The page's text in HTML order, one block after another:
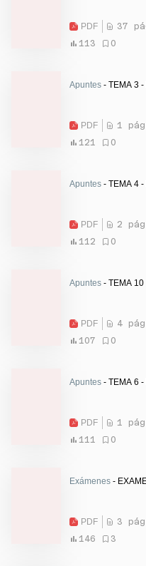
PDF
37
113
0
Apuntes - TEMA 3
PDF
1
121
0
Apuntes - TEMA 4
PDF
2
112
0
Apuntes - TEMA 10
PDF
4
107
0
Apuntes - TEMA 6
PDF
1
111
0
Exámenes -
PDF
3
146
3